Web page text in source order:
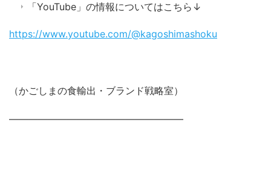
「YouTube」の情報についてはこちら↓
https://www.youtube.com/@kagoshimashoku
（かごしまの食輸出・ブランド戦略室）
――――――――――――――――――